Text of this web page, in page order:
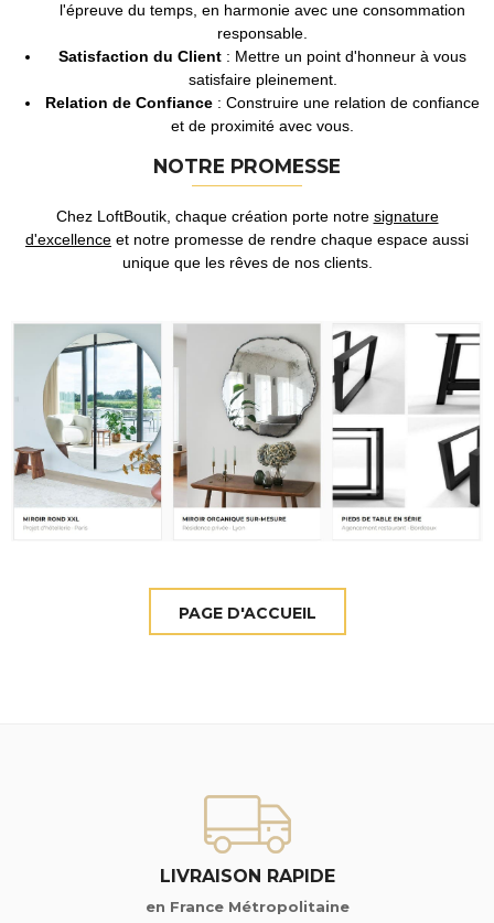
l'épreuve du temps, en harmonie avec une consommation
responsable.
Satisfaction du Client : Mettre un point d'honneur à vous
satisfaire pleinement.
Relation de Confiance : Construire une relation de confiance
et de proximité avec vous.
NOTRE PROMESSE
Chez LoftBoutik, chaque création porte notre signature
d'excellence et notre promesse de rendre chaque espace aussi
unique que les rêves de nos clients.
LIVRAISON RAPIDE
en France Métropolitaine